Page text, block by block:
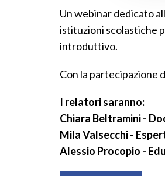
Un webinar dedicato
istituzioni scolastiche
introduttivo.
Con la partecipazione
I relatori saranno:
Chiara Beltramini -
Mila Valsecchi -
Alessio Procopio -